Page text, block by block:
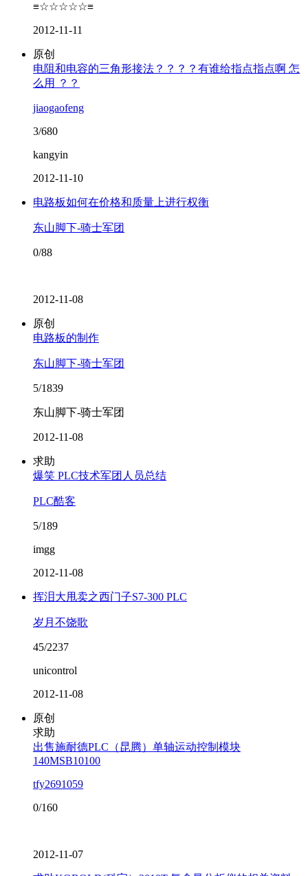
≡☆☆☆☆☆≡
2012-11-11
原创
电阻和电容的三角形接法？？？？有谁给指点指点啊 怎
么用 ？？
jiaogaofeng
3/680
kangyin
2012-11-10
电路板如何在价格和质量上进行权衡
东山脚下-骑士军团
0/88
2012-11-08
原创
电路板的制作
东山脚下-骑士军团
5/1839
东山脚下-骑士军团
2012-11-08
求助
爆笑 PLC技术军团人员总结
PLC酷客
5/189
imgg
2012-11-08
挥泪大甩卖之西门子S7-300 PLC
岁月不饶歌
45/2237
unicontrol
2012-11-08
原创
求助
出售施耐德PLC（昆腾）单轴运动控制模块
140MSB10100
tfy2691059
0/160
2012-11-07